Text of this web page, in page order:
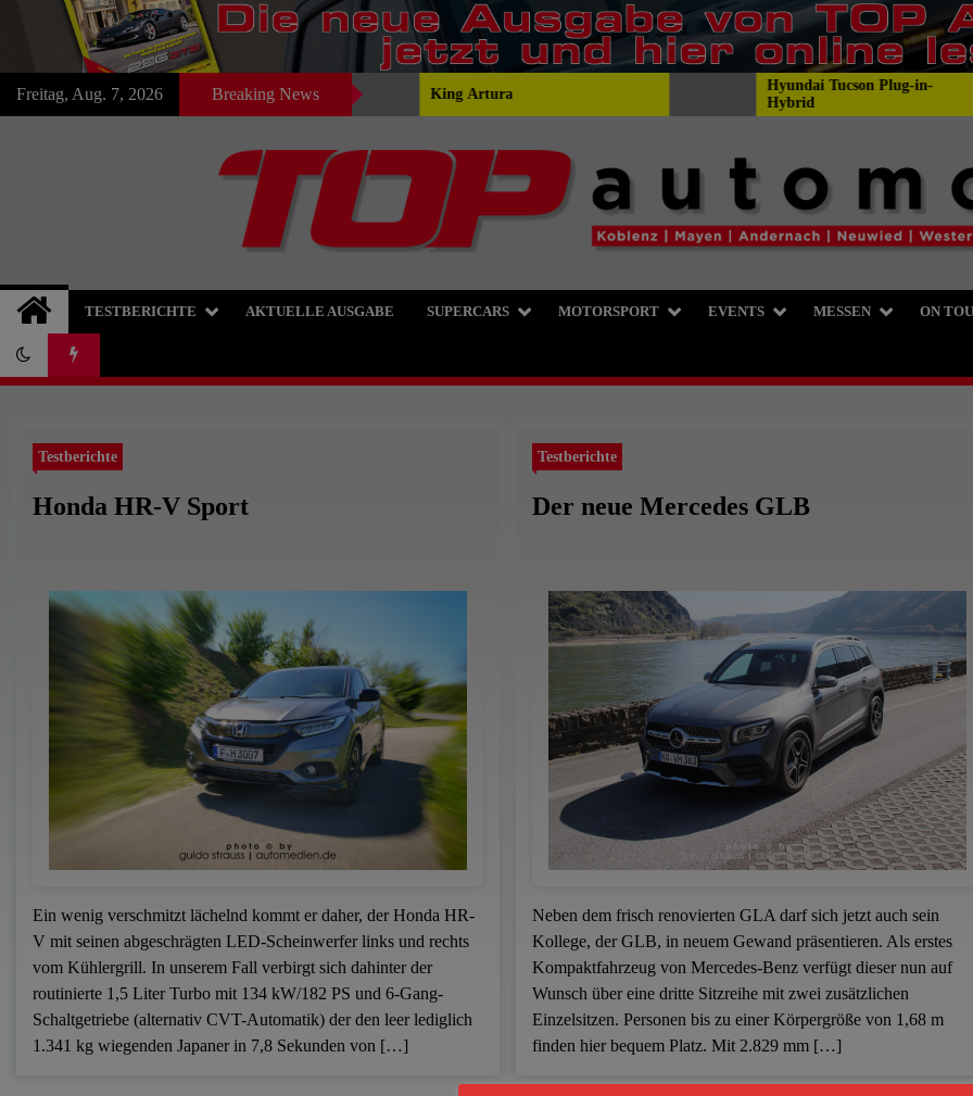
Skip
Freitag, Aug. 7, 2026 Breaking News
Ferrari 296 GTS King Artura
Hyundai Tucson Plug-in-
TOP Automobile : : : die Autoseite für
TESTBERICHTE AKTUELLE AUSGABE SUPERCARS MOTORSPORT EVENTS MESSEN ON
Testberichte
Honda HR-V Sport
Ein wenig verschmitzt lächelnd kommt er daher, der Honda HR-
V mit seinen abgeschrägten LED-Scheinwerfer links und rechts
vom Kühlergrill. In unserem Fall verbirgt sich dahinter der
routinierte 1,5 Liter Turbo mit 134 kW/182 PS und 6-Gang-
Schaltgetriebe (alternativ CVT-Automatik) der den leer lediglich
1.341 kg wiegenden Japaner in 7,8 Sekunden von […]
Testberichte
Der neue Mercedes GLB
Neben dem frisch renovierten GLA darf sich jetzt auch sein
Kollege, der GLB, in neuem Gewand präsentieren. Als erstes
Kompaktfahrzeug von Mercedes-Benz verfügt dieser nun auf
Wunsch über eine dritte Sitzreihe mit zwei zusätzlichen
Einzelsitzen. Personen bis zu einer Körpergröße von 1,68 m
finden hier bequem Platz. Mit 2.829 mm […]